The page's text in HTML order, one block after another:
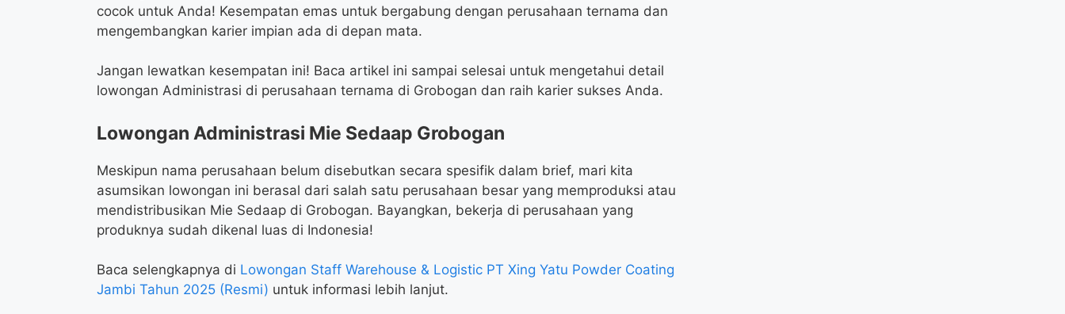
cocok untuk Anda! Kesempatan emas untuk bergabung dengan perusahaan ternama dan
mengembangkan karier impian ada di depan mata.
Jangan lewatkan kesempatan ini! Baca artikel ini sampai selesai untuk mengetahui detail
lowongan Administrasi di perusahaan ternama di Grobogan dan raih karier sukses Anda.
Lowongan Administrasi Mie Sedaap Grobogan
Meskipun nama perusahaan belum disebutkan secara spesifik dalam brief, mari kita
asumsikan lowongan ini berasal dari salah satu perusahaan besar yang memproduksi atau
mendistribusikan Mie Sedaap di Grobogan. Bayangkan, bekerja di perusahaan yang
produknya sudah dikenal luas di Indonesia!
Baca selengkapnya di Lowongan Staff Warehouse & Logistic PT Xing Yatu Powder Coating
Jambi Tahun 2025 (Resmi) untuk informasi lebih lanjut.